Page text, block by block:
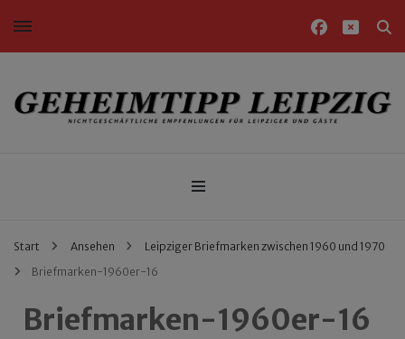
Nichtgeschäftliche Empfehlungen für Leipziger und Gäste
Start Ansehen
Leipziger Briefmarken zwischen 1960 und 1970
Briefmarken-1960er-16
Briefmarken-1960er-16